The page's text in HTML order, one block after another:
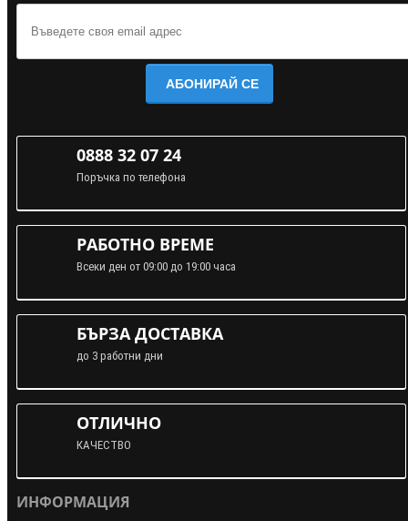
АБОНИРАЙ СЕ
0888 32 07 24
Поръчка по телефона
РАБОТНО ВРЕМЕ
Всеки ден от 09:00 до 19:00 часа
БЪРЗА ДОСТАВКА
до 3 работни дни
ОТЛИЧНО
КАЧЕСТВО
ИНФОРМАЦИЯ